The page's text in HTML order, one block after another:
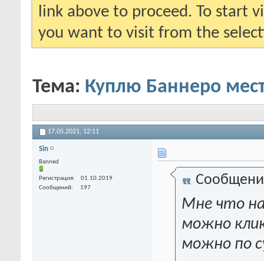
link above to proceed. To start
you want to visit from the
Тема: Куплю Баннеро
17.05.2021, 12:11
Sin
Banned
Регистрация
01.10.2019
Сообщений
197
Мне что
можно
можно по